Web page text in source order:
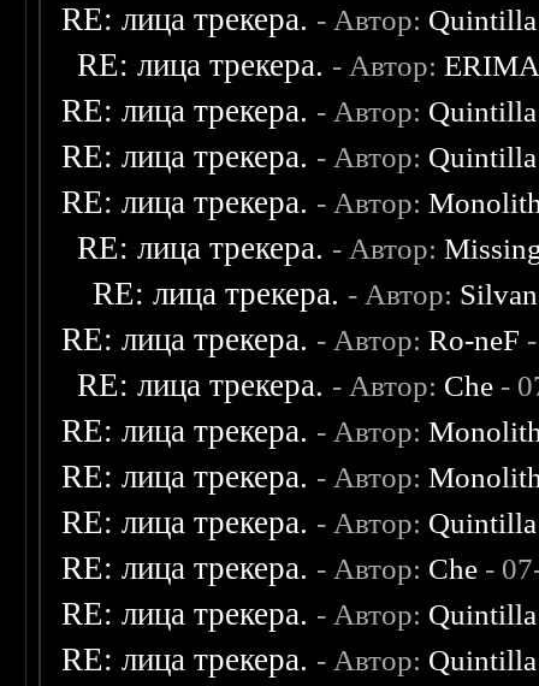
RE: лица трекера. - Автор: Quintilla
RE: лица трекера. - Автор:
RE: лица трекера. - Автор: Quintilla
RE: лица трекера. - Автор: Quintilla
RE: лица трекера. - Автор:
RE: лица трекера. - Автор:
RE: лица трекера. - Автор:
RE: лица трекера. - Автор:Ro-neF
RE: лица трекера. - Автор: Che -
RE: лица трекера. - Автор:
RE: лица трекера. - Автор:
RE: лица трекера. - Автор: Quintilla
RE: лица трекера. - Автор: Che -
RE: лица трекера. - Автор: Quintilla
RE: лица трекера. - Автор: Quintilla